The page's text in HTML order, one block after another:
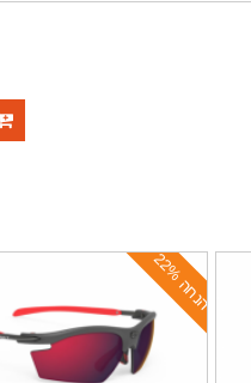
ה
נ
ח
ה
2
2
%